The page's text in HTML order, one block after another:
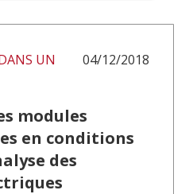
UN
04/12/2018
modules
en conditions
des